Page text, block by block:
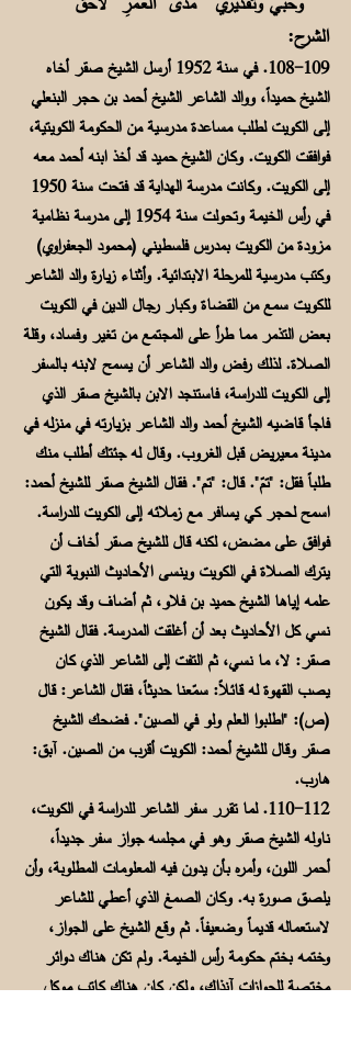
الشرح:
108-109. في سنة 1952 أرسل الشيخ صقر أخاه
الشيخ حميداً، ووالد الشاعر الشيخ أحمد بن حجر البنعلي
إلى الكويت لطلب مساعدة مدرسية من الحكومة الكويتية،
فوافقت الكويت. وكان الشيخ حميد قد أخذ ابنه أحمد معه
إلى الكويت. وكانت مدرسة الهداية قد فتحت سنة 1950
في رأس الخيمة وتحولت سنة 1954 إلى مدرسة نظامية
مزودة من الكويت بمدرس فلسطيني (محمود الجعفراوي)
وكتب مدرسية للمرحلة الابتدائية. وأثناء زيارة والد الشاعر
للكويت سمع من القضاة وكبار رجال الدين في الكويت
بعض التذمر مما طرأ على المجتمع من تغير وفساد، وقلة
الصلاة. لذلك رفض والد الشاعر أن يسمح لابنه بالسفر
إلى الكويت للدراسة، فاستنجد الابن بالشيخ صقر الذي
فاجأ قاضيه الشيخ أحمد والد الشاعر بزيارته في منزله في
مدينة معيريض قبل الغروب. وقال له جئتك أطلب منك
طلباً فقل: "تمّ". قال: "تم". فقال الشيخ صقر للشيخ أحمد:
اسمح لحجر كي يسافر مع زملائه إلى الكويت للدراسة.
فوافق على مضض، لكنه قال للشيخ صقر أخاف أن
يترك الصلاة في الكويت وينسى الأحاديث النبوية التي
علمه إياها الشيخ حميد بن فلاو، ثم أضاف وقد يكون
نسي كل الأحاديث بعد أن أغلقت المدرسة. فقال الشيخ
صقر: لا، ما نسي، ثم التفت إلى الشاعر الذي كان
يصب القهوة له قائلاً: سمّعنا حديثاً، فقال الشاعر: قال
(ص): "اطلبوا العلم ولو في الصين". فضحك الشيخ
صقر وقال للشيخ أحمد: الكويت أقرب من الصين. آبق:
هارب.
110-112. لما تقرر سفر الشاعر للدراسة في الكويت،
ناوله الشيخ صقر وهو في مجلسه جواز سفر جديداً،
أحمر اللون، وأمره بأن يدون فيه المعلومات المطلوبة، وأن
يلصق صورة به. وكان الصمغ الذي أعطي للشاعر
لاستعماله قديماً وضعيفاً. ثم وقع الشيخ على الجواز،
وختمه بختم حكومة رأس الخيمة. ولم تكن هناك دوائر
مختصة للجوازات آنذاك، ولكن كان هناك كاتب موكل